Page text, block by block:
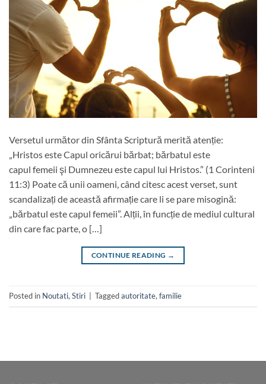
Versetul următor din Sfânta Scriptură merită atenție:
„Hristos este Capul oricărui bărbat; bărbatul este
capul femeii şi Dumnezeu este capul lui Hristos.” (1 Corinteni
11:3) Poate că unii oameni, când citesc acest verset, sunt
scandalizați de această afirmație care li se pare misogină:
„bărbatul este capul femeii”. Alții, în funcție de mediul cultural
din care fac parte, o […]
CONTINUE READING →
Posted in Noutati, Stiri Taggedautoritate, familie